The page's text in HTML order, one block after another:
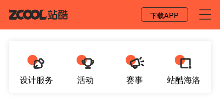
下载APP
设计服务 活动 赛事 站酷海洛